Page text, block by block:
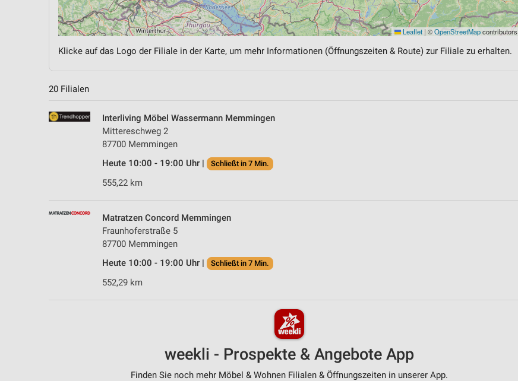
Leaflet | ©OpenStreetMapcontributors
Klicke auf das Logo der Filiale in der Karte, um mehr Informationen (Öffnungszeiten & Route) zur Filiale zu erhalten.
20 Filialen
Interliving Möbel Wassermann Memmingen
Mittereschweg 2
87700 Memmingen
Heute 10:00 - 19:00 Uhr |
Schließt in 7 Min.
555,22 km
Matratzen Concord Memmingen
Fraunhoferstraße 5
87700 Memmingen
Heute 10:00 - 19:00 Uhr |
Schließt in 7 Min.
552,29 km
weekli - Prospekte & Angebote App
Finden Sie noch mehr Möbel & Wohnen Filialen & Öffnungszeiten in unserer App.